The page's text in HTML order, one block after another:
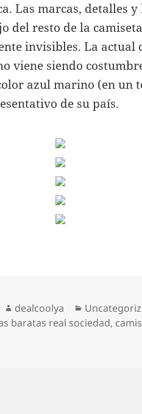
Las marcas, detalles y
del resto de la
invisibles. La actual
viene siendo
azul marino (en un
de su país.
Autor
dealcoolya Categorías
baratas real sociedad,